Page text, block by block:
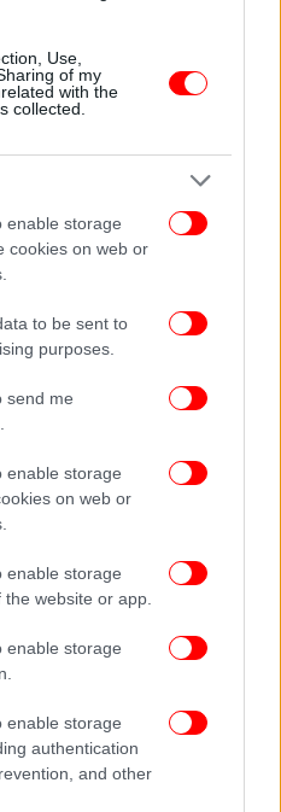
Use,
of my
with the
collected.
enable storage
cookies on web or
to be sent to
purposes.
send me
enable storage
on web or
enable storage
website or app.
enable storage
enable storage
authentication
and other
για 100.000 υποψηφίους
τα πρώτα σενάρια ανά πεδίο
Μητσοτάκη-Αμανπούρ
iefimerida.gr: Από τον
στον Ειρηνικό και
τα ισχυρότερα που έχουν